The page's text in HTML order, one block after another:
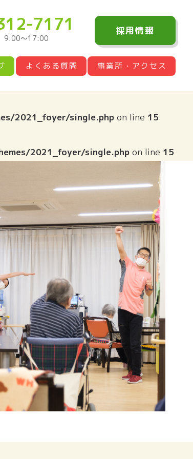
7171
9:00〜17:00
採用情報
よくある質問 事業所・アクセス
2021_foyer/single.php on line 15
2021_foyer/single.php on line 15